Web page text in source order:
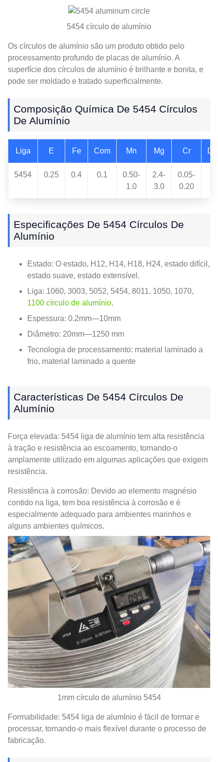
5454 círculo de alumínio
Os círculos de alumínio são um produto obtido pelo
processamento profundo de placas de alumínio. A
superfície dos círculos de alumínio é brilhante e bonita, e
pode ser moldado e tratado superficialmente.
Composição Química De 5454 Círculos
De Alumínio
Liga E Fe Com Mn Mg Cr
5454 0.25 0.4 0.1
0.50-
1.0
2.4-
3.0
0.05-
0.20
Especificações De 5454 Círculos De
Alumínio
Estado: O estado, H12, H14, H18, H24, estado difícil,
estado suave, estado extensível.
Liga: 1060, 3003, 5052, 5454, 8011, 1050, 1070,
1100 círculo de alumínio.
Espessura: 0.2mm—10mm
Diâmetro: 20mm—1250 mm
Tecnologia de processamento: material laminado a
frio, material laminado a quente
Características De 5454 Círculos De
Alumínio
Força elevada: 5454 liga de alumínio tem alta resistência
à tração e resistência ao escoamento, tornando-o
amplamente utilizado em algumas aplicações que exigem
resistência.
Resistência à corrosão: Devido ao elemento magnésio
contido na liga, tem boa resistência à corrosão e é
especialmente adequado para ambientes marinhos e
alguns ambientes químicos.
1mm círculo de alumínio 5454
Formabilidade: 5454 liga de alumínio é fácil de formar e
processar, tornando-o mais flexível durante o processo de
fabricação.